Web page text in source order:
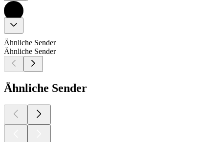
Ähnliche Sender
Ähnliche Sender
Ähnliche Sender